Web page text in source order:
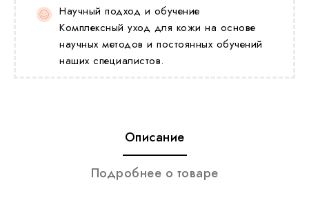
Научный подход и обучение
Комплексный уход для кожи на основе
научных методов и постоянных обучений
наших специалистов.
Описание
Подробнее о товаре